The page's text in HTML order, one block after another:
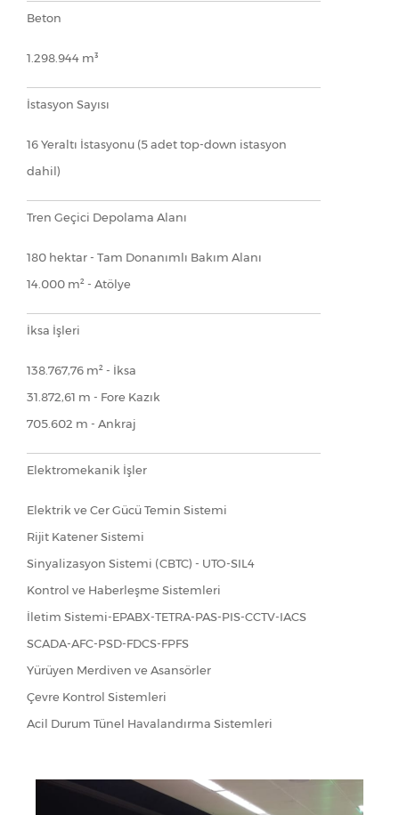
Beton
1.298.944 m³
İstasyon Sayısı
16 Yeraltı İstasyonu (5 adet top-down istasyon
dahil)
Tren Geçici Depolama Alanı
180 hektar - Tam Donanımlı Bakım Alanı
14.000 m² - Atölye
İksa İşleri
138.767,76 m² - İksa
31.872,61 m - Fore Kazık
705.602 m - Ankraj
Elektromekanik İşler
Elektrik ve Cer Gücü Temin Sistemi
Rijit Katener Sistemi
Sinyalizasyon Sistemi (CBTC) - UTO-SIL4
Kontrol ve Haberleşme Sistemleri
İletim Sistemi-EPABX-TETRA-PAS-PIS-CCTV-IACS
SCADA-AFC-PSD-FDCS-FPFS
Yürüyen Merdiven ve Asansörler
Çevre Kontrol Sistemleri
Acil Durum Tünel Havalandırma Sistemleri